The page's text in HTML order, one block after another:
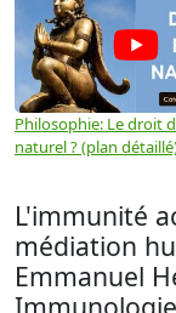
Philosophie: Le droit
naturel ? (plan
L'immunité
médiation
Emmanuel